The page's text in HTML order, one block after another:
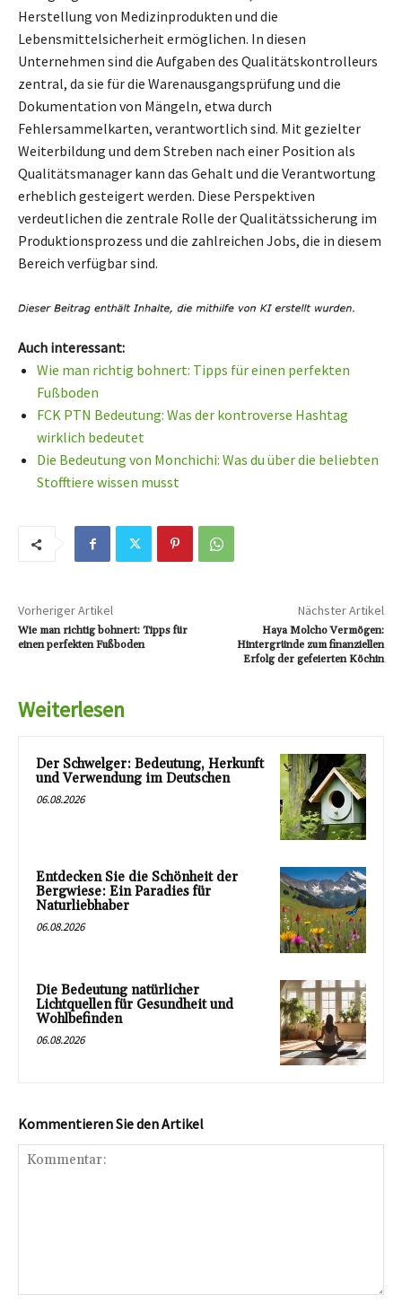
Herstellung von Medizinprodukten und die
Lebensmittelsicherheit ermöglichen. In diesen
Unternehmen sind die Aufgaben des Qualitätskontrolleurs
zentral, da sie für die Warenausgangsprüfung und die
Dokumentation von Mängeln, etwa durch
Fehlersammelkarten, verantwortlich sind. Mit gezielter
Weiterbildung und dem Streben nach einer Position als
Qualitätsmanager kann das Gehalt und die Verantwortung
erheblich gesteigert werden. Diese Perspektiven
verdeutlichen die zentrale Rolle der Qualitätssicherung im
Produktionsprozess und die zahlreichen Jobs, die in diesem
Bereich verfügbar sind.
Auch interessant:
Wie man richtig bohnert: Tipps für einen perfekten
Fußboden
FCK PTN Bedeutung: Was der kontroverse Hashtag
wirklich bedeutet
Die Bedeutung von Monchichi: Was du über die beliebten
Stofftiere wissen musst
Vorheriger Artikel
Wie man richtig bohnert: Tipps für
einen perfekten Fußboden
Nächster Artikel
Haya Molcho Vermögen:
Hintergründe zum finanziellen
Erfolg der gefeierten Köchin
Weiterlesen
Der Schwelger: Bedeutung, Herkunft
und Verwendung im Deutschen
06.08.2026
Entdecken Sie die Schönheit der
Bergwiese: Ein Paradies für
Naturliebhaber
06.08.2026
Die Bedeutung natürlicher
Lichtquellen für Gesundheit und
Wohlbefinden
06.08.2026
Kommentieren Sie den Artikel